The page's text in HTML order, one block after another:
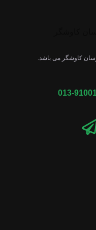
کاوشگر می باشد.